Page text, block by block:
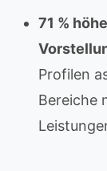
71 %
Profilen
Bereiche